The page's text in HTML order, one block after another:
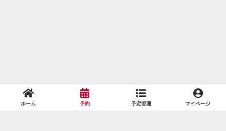
ホーム 予約 予定管理 マイページ